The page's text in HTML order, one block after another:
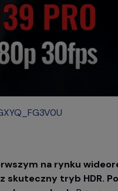
na rynku
skuteczny tryb HDR.